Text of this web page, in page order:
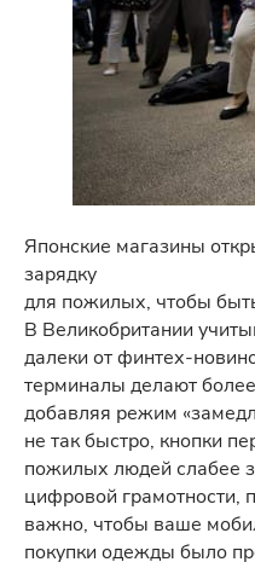
Японские магазины
зарядку
для пожилых, чтобы
В Великобритании
далеки от финтех-
терминалы делают
добавляя режим
не так быстро, кнопки
пожилых людей слабее
цифровой грамотности,
важно, чтобы ваше
покупки одежды было